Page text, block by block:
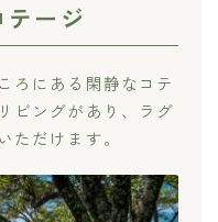
テージ
ろにある閑静なコテ
ビングがあり、ラグ
ただけます。